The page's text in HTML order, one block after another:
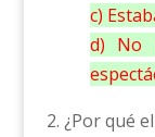
c)
d) No
2. ¿Por qué